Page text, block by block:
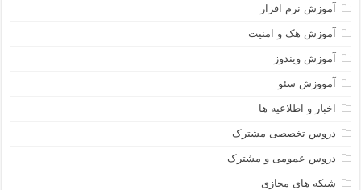
آموزش نرم افزار
آموزش هک و امنیت
آموزش ویندوز
آمووزش سئو
اخبار و اطلاعیه ها
دروس تخصصی مشترک
دروس عمومی و مشترک
شبکه های مجازی